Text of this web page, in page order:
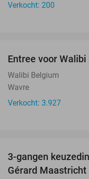
Verkocht: 200
Entree voor
Walibi Belgium
Wavre
Verkocht: 3.927
3-gangen
Gérard Maastricht